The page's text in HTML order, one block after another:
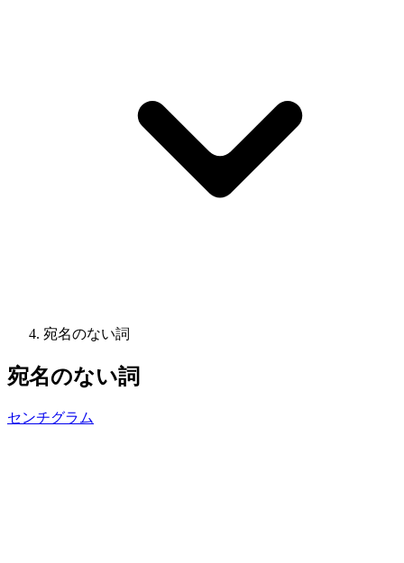
宛名のない詞
宛名のない詞
センチグラム